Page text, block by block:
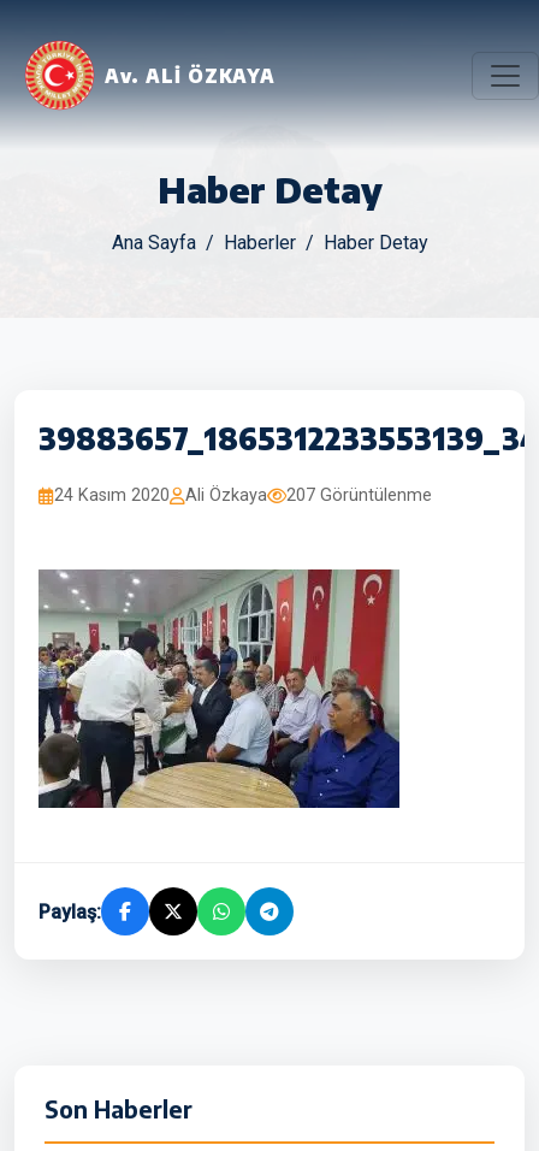
Av. ALİ ÖZKAYA
Haber Detay
Ana Sayfa Haberler Haber Detay
24 Kasım 2020 Ali Özkaya 207 Görüntülenme
Paylaş:
Son Haberler